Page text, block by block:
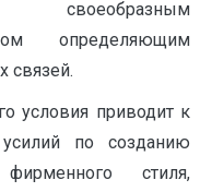
определяющим
связей.
условия приводит к
по созданию
стиля,